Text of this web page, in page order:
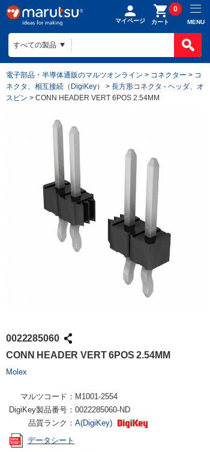
マイページ カート
0
MENU
電子部品・半導体通販のマルツオンライン > コネクター > コ
ネクタ、相互接続（DigiKey）
> 長方形コネクタ - ヘッダ、オ
スピン > CONN HEADER VERT 6POS 2.54MM
0022285060
CONN HEADER VERT 6POS 2.54MM
Molex
マルツコード： M1001-2554
DigiKey製品番号： 0022285060-ND
品質ランク： A(DigiKey)
データシート